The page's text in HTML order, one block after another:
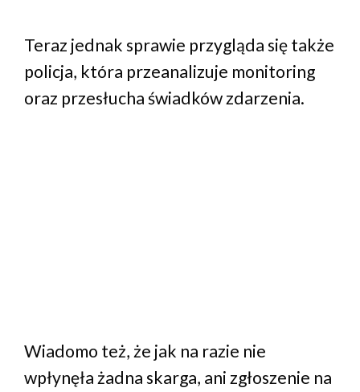
Teraz jednak sprawie przygląda się także
policja, która przeanalizuje monitoring
oraz przesłucha świadków zdarzenia.
Wiadomo też, że jak na razie nie
wpłynęła żadna skarga, ani zgłoszenie na